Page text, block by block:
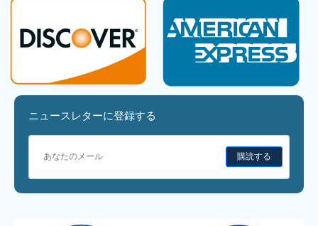
ニュースレターに登録する
購読する